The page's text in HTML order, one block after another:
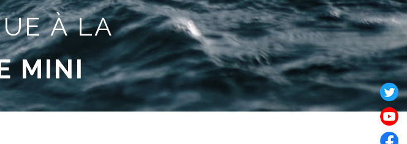
À LA
MINI